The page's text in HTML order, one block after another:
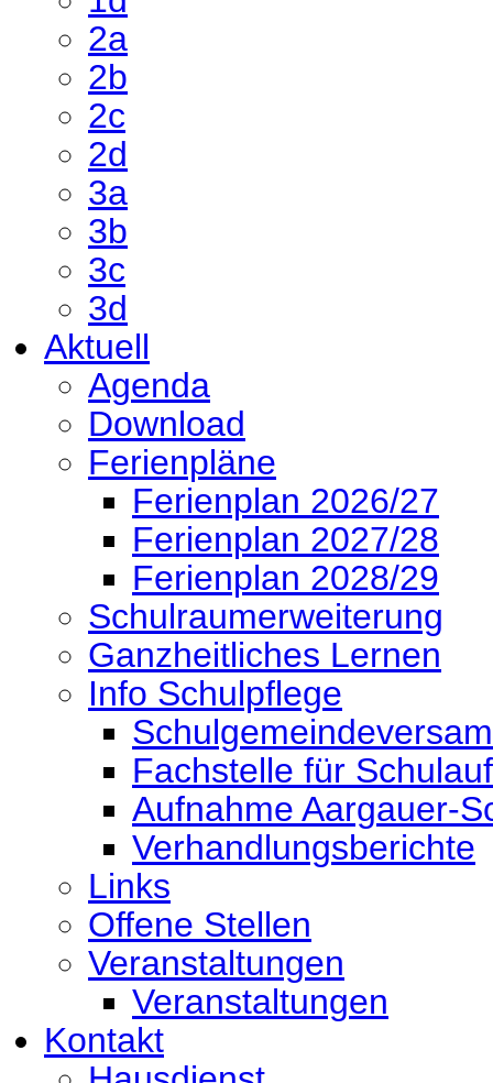
2a
2b
2c
2d
3a
3b
3c
3d
Aktuell
Agenda
Download
Ferienpläne
Ferienplan 2026/27
Ferienplan 2027/28
Ferienplan 2028/29
Schulraumerweiterung
Ganzheitliches Lernen
Info Schulpflege
Fachstelle für
Aufnahme Aargauer-
Verhandlungsberichte
Links
Offene Stellen
Veranstaltungen
Veranstaltungen
Kontakt